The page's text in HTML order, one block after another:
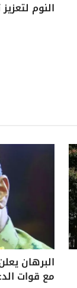
النوم
البرهان
مع قوات